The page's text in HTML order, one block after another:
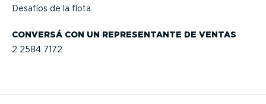
CONVERSÁ CON UN REPRE­SEN­TANTE DE VENTAS
2 2584 7172
Desafíos de la flota